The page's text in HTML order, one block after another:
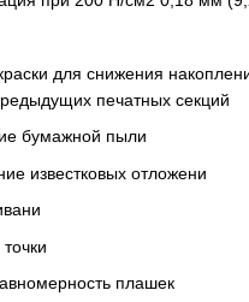
для снижения
печатных секций
бумажной пыли
известковых отложени
плашек